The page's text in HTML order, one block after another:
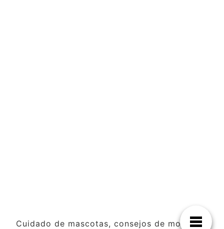
Cuidado de mascotas, consejos de moda y